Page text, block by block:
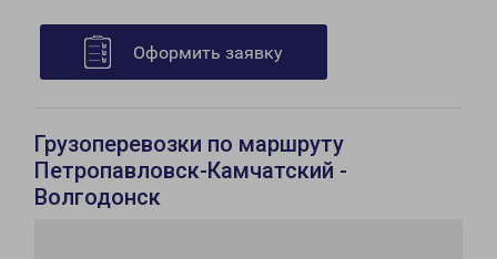
Оформить заявку
Грузоперевозки по маршруту
Петропавловск-Камчатский -
Волгодонск